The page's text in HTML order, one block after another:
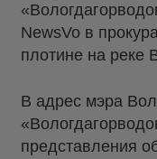
NewsVo в
плотине на реке
В адрес мэра
представления